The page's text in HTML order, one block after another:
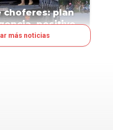
choferes: plan
positivo
más noticias